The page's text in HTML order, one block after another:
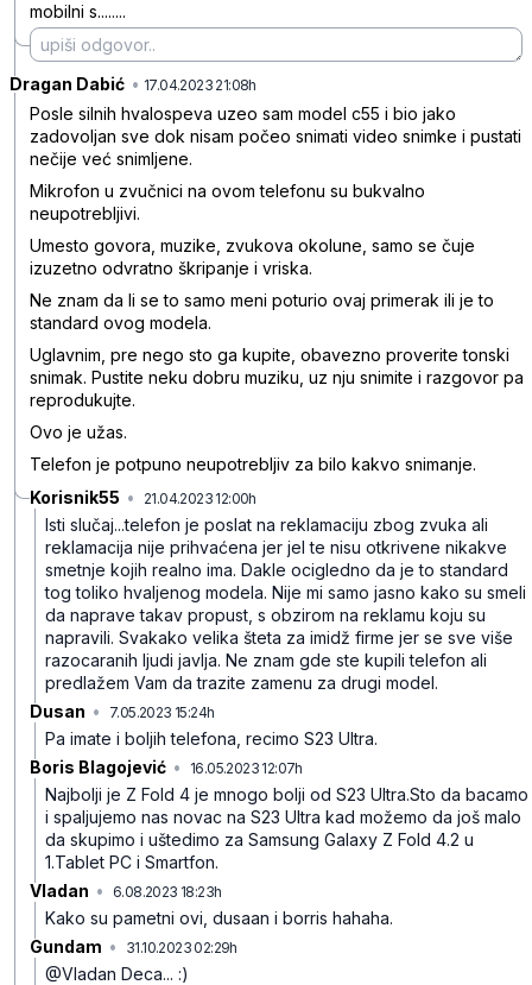
mobilni s........
Dragan Dabić • 17.04.2023 21:08h
Posle silnih hvalospeva uzeo sam model c55 i bio jako
zadovoljan sve dok nisam počeo snimati video snimke i pustati
nečije već snimljene.
Mikrofon u zvučnici na ovom telefonu su bukvalno
neupotrebljivi.
Umesto govora, muzike, zvukova okolune, samo se čuje
izuzetno odvratno škripanje i vriska.
Ne znam da li se to samo meni poturio ovaj primerak ili je to
standard ovog modela.
Uglavnim, pre nego sto ga kupite, obavezno proverite tonski
snimak. Pustite neku dobru muziku, uz nju snimite i razgovor pa
reprodukujte.
Ovo je užas.
Telefon je potpuno neupotrebljiv za bilo kakvo snimanje.
Korisnik55 • 21.04.2023 12:00h
Isti slučaj...telefon je poslat na reklamaciju zbog zvuka ali
reklamacija nije prihvaćena jer jel te nisu otkrivene nikakve
smetnje kojih realno ima. Dakle ocigledno da je to standard
tog toliko hvaljenog modela. Nije mi samo jasno kako su smeli
da naprave takav propust, s obzirom na reklamu koju su
napravili. Svakako velika šteta za imidž firme jer se sve više
razocaranih ljudi javlja. Ne znam gde ste kupili telefon ali
predlažem Vam da trazite zamenu za drugi model.
Dusan • 7.05.2023 15:24h
Pa imate i boljih telefona, recimo S23 Ultra.
Boris Blagojević • 16.05.2023 12:07h
Najbolji je Z Fold 4 je mnogo bolji od S23 Ultra.Sto da bacamo
i spaljujemo nas novac na S23 Ultra kad možemo da još malo
da skupimo i uštedimo za Samsung Galaxy Z Fold 4.2 u
1.Tablet PC i Smartfon.
Vladan • 6.08.2023 18:23h
Kako su pametni ovi, dusaan i borris hahaha.
Gundam • 31.10.2023 02:29h
@Vladan Deca... :)